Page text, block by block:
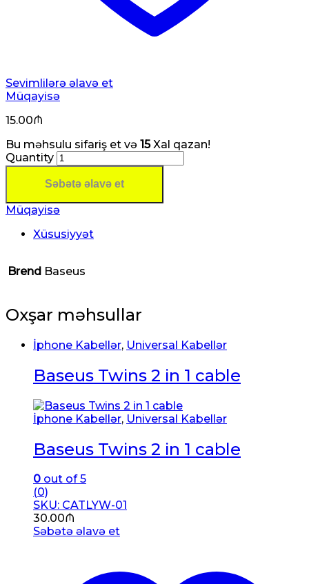
Sevimlilərə əlavə et
Müqayisə
15.00₼
Bu məhsulu sifariş et və 15Xal qazan!
Quantity
Səbətə əlavə et
Müqayisə
Xüsusiyyət
Brend Baseus
Oxşar məhsullar
İphone Kabellər, Universal Kabellər
Baseus Twins 2 in 1 cable
İphone Kabellər, Universal Kabellər
Baseus Twins 2 in 1 cable
0 out of 5
(0)
SKU: CATLYW-01
30.00₼
Səbətə əlavə et